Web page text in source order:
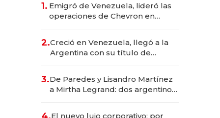
1. Emigró de Venezuela, lideró las
operaciones de Chevron en
2.Creció en Venezuela, llegó a la
Argentina con su título de
las marcas "fast premium"
3.De Paredes y Lisandro Martínez
a Mirtha Legrand: dos argentinos
El nuevo lujo corporativo: por